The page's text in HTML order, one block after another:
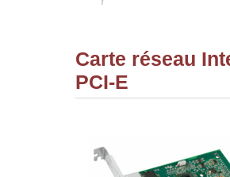
Carte réseau
PCI-E